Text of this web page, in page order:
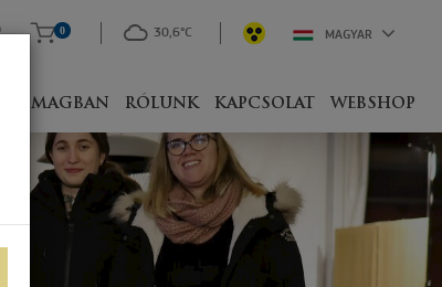
CSOMAGBAN RÓLUNK KAPCSOLAT WEBSHOP
0 30,6°C MAGYAR